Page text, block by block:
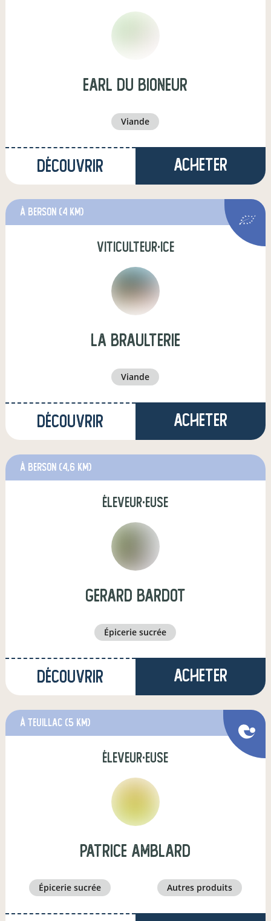
earl du bioneur
viande
Découvrir Acheter
à Berson (4 km)
viticulteur·ice
La Braulterie
viande
Découvrir Acheter
à Berson (4,6 km)
éleveur·euse
gerard bardot
épicerie sucrée
Découvrir Acheter
à Teuillac (5 km)
éleveur·euse
patrice amblard
épicerie sucrée autres produits